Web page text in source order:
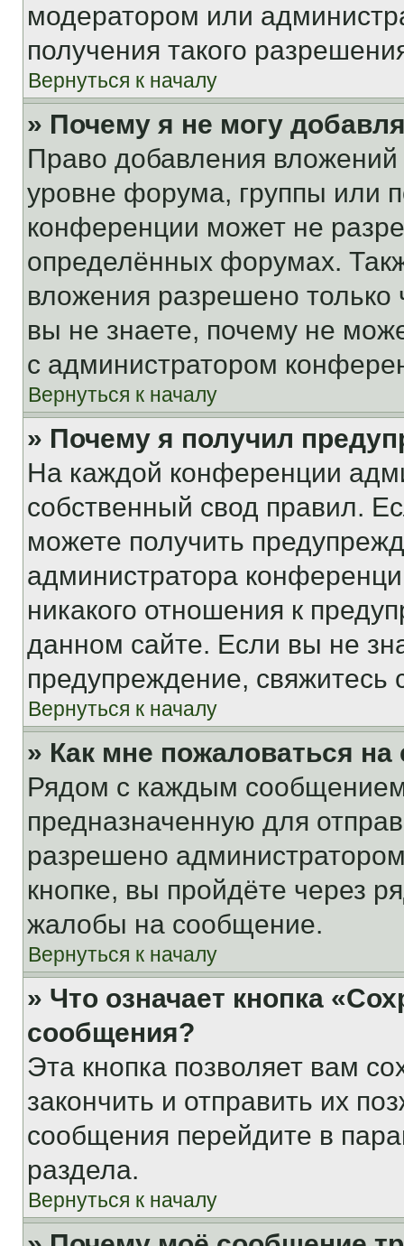
модератором или
получения такого
Вернуться к началу
» Почему я не могу
Право добавления
уровне форума, группы или
конференции может не
определённых форумах.
вложения разрешено
вы не знаете, почему не
с администратором
Вернуться к началу
» Почему я получил
На каждой конференции
собственный свод правил.
можете получить
администратора
никакого отношения к
данном сайте. Если вы не
предупреждение,
Вернуться к началу
» Как мне пожаловаться
Рядом с каждым сообщением
предназначенную для
разрешено
кнопке, вы пройдёте через
жалобы на сообщение.
Вернуться к началу
» Что означает кнопка
сообщения?
Эта кнопка позволяет вам
закончить и отправить их
сообщения перейдите в
раздела.
Вернуться к началу